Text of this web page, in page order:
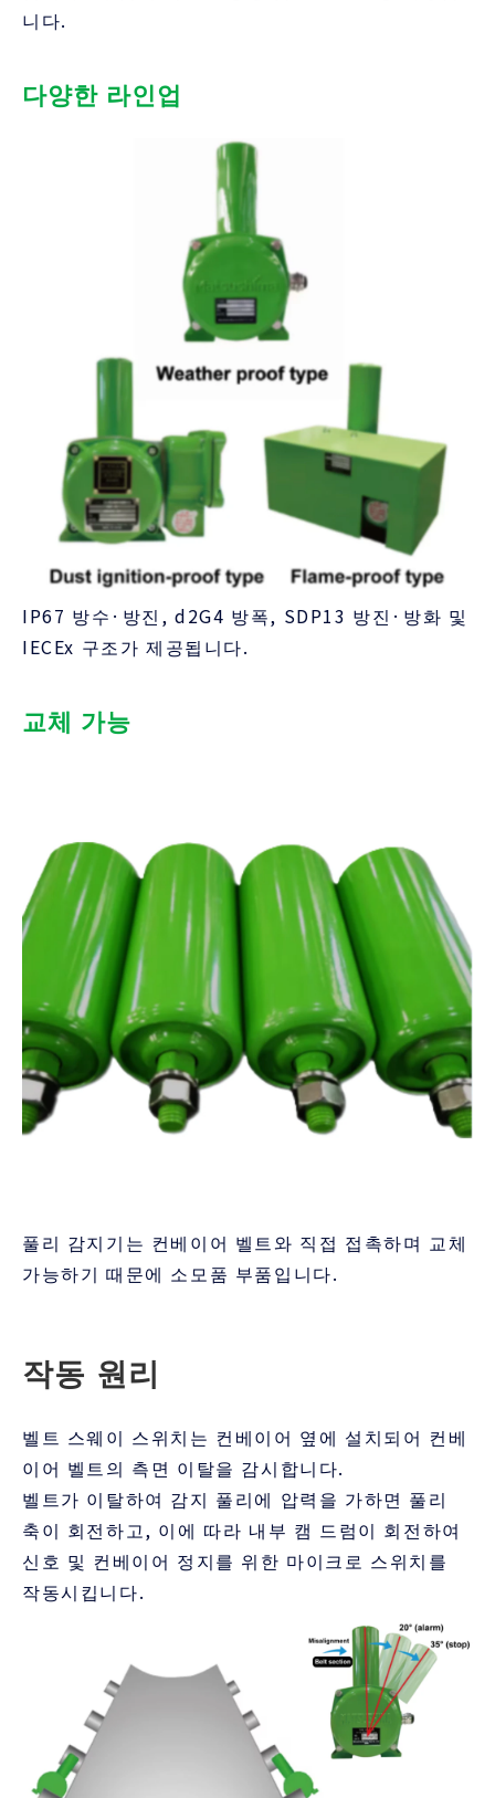
니다.
다양한 라인업
IP67 방수·방진, d2G4 방폭, SDP13 방진·방화 및
IECEx 구조가 제공됩니다.
교체 가능
풀리 감지기는 컨베이어 벨트와 직접 접촉하며 교체
가능하기 때문에 소모품 부품입니다.
작동 원리
벨트 스웨이 스위치는 컨베이어 옆에 설치되어 컨베
이어 벨트의 측면 이탈을 감시합니다.
벨트가 이탈하여 감지 풀리에 압력을 가하면 풀리
축이 회전하고, 이에 따라 내부 캠 드럼이 회전하여
신호 및 컨베이어 정지를 위한 마이크로 스위치를
작동시킵니다.